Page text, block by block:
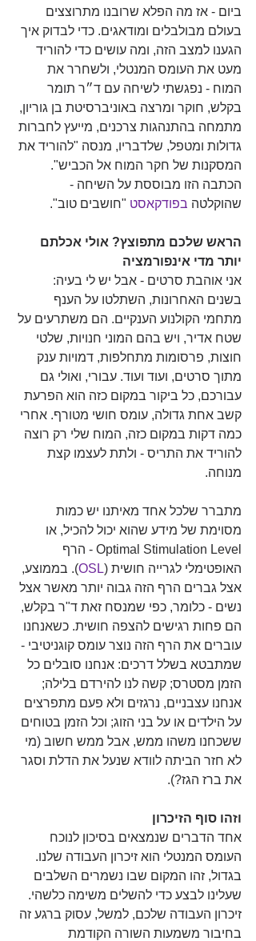
ביום - אז מה הפלא שרובנו מתרוצצים
בעולם מבולבלים ומודאגים. כדי לבדוק איך
הגענו למצב הזה, ומה עושים כדי להוריד
מעט את העומס המנטלי, ולשחרר את
המוח - נפגשתי לשיחה עם ד״ר תומר
בקלש, חוקר ומרצה באוניברסיטת בן גוריון,
מתמחה בהתנהגות צרכנים, מייעץ לחברות
גדולות ומטפל, שלדבריו, מנסה "להוריד את
המסקנות של חקר המוח אל הכביש".
הכתבה הזו מבוססת על השיחה -
שהוקלטה בפודקאסט "חושבים טוב".
הראש שלכם מתפוצץ? אולי אכלתם
יותר מדי אינפורמציה
אני אוהבת סרטים - אבל יש לי בעיה:
בשנים האחרונות, השתלטו על הענף
מתחמי הקולנוע הענקיים. הם משתרעים על
שטח אדיר, ויש בהם המוני חנויות, שלטי
חוצות, פרסומות מתחלפות, דמויות ענק
מתוך סרטים, ועוד ועוד. עבורי, ואולי גם
עבורכם, כל ביקור במקום כזה הוא הפרעת
קשב אחת גדולה, עומס חושי מטורף. אחרי
כמה דקות במקום כזה, המוח שלי רק רוצה
להוריד את התריס - ולתת לעצמו קצת
מנוחה.
מתברר שלכל אחד מאיתנו יש כמות
מסוימת של מידע שהוא יכול להכיל, או
Optimal Stimulation Level - הרף
האופטימלי לגרייה חושית (OSL). בממוצע,
אצל גברים הרף הזה גבוה יותר מאשר אצל
נשים - כלומר, כפי שמנסח זאת ד"ר בקלש,
הם פחות רגישים להצפה חושית. כשאנחנו
עוברים את הרף הזה נוצר עומס קוגניטיבי -
שמתבטא בשלל דרכים: אנחנו סובלים כל
הזמן מסטרס; קשה לנו להירדם בלילה;
אנחנו עצבניים, נרגזים ולא פעם מתפרצים
על הילדים או על בני הזוג; וכל הזמן בטוחים
ששכחנו משהו ממש, אבל ממש חשוב (מי
לא חזר הביתה לוודא שנעל את הדלת וסגר
את ברז הגז?).
וזהו סוף הזיכרון
אחד הדברים שנמצאים בסיכון לנוכח
העומס המנטלי הוא זיכרון העבודה שלנו.
בגדול, זהו המקום שבו נשמרים השלבים
שעלינו לבצע כדי להשלים משימה כלשהי.
זיכרון העבודה שלכם, למשל, עסוק ברגע זה
בחיבור משמעות השורה הקודמת